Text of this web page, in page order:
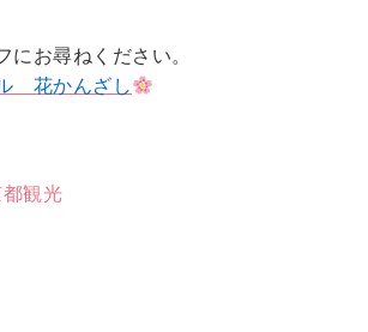
にお尋ねください。
花かんざし
観光